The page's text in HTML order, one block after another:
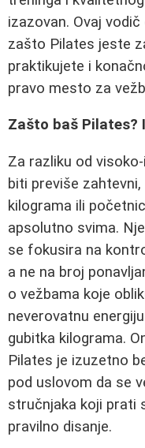
izazovan. Ovaj
zašto Pilates jeste
praktikujete i
pravo mesto za
Zašto baš Pilates?
Za razliku od
biti previše
kilograma ili
apsolutno svima.
se fokusira na
a ne na broj
o vežbama koje
neverovatnu
gubitka kilograma.
Pilates je izuzetno
pod uslovom da se
stručnjaka koji prati
pravilno disanje.